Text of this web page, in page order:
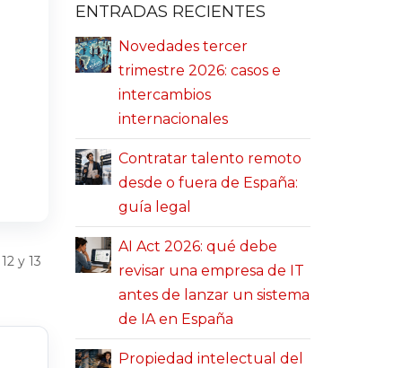
y 13
ENTRADAS RECIENTES
Novedades tercer
trimestre 2026: casos e
intercambios
internacionales
Contratar talento remoto
desde o fuera de España:
guía legal
AI Act 2026: qué debe
revisar una empresa de IT
antes de lanzar un sistema
de IA en España
Propiedad intelectual del